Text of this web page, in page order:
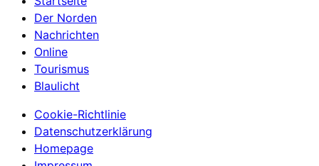
Der Norden
Nachrichten
Online
Tourismus
Blaulicht
Cookie-Richtlinie
Datenschutzerklärung
Homepage